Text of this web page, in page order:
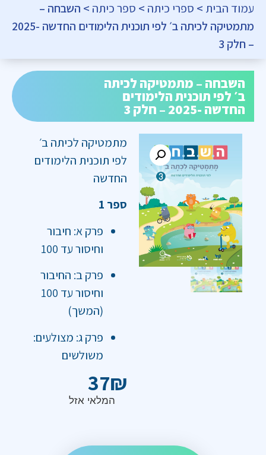
עמוד הבית > ספרי כיתה > ספר כיתה > השבחה –
מתמטיקה לכיתה ב׳ לפי תוכנית הלימודים החדשה -2025
– חלק 3
השבחה – מתמטיקה לכיתה
ב׳ לפי תוכנית הלימודים
החדשה -2025 – חלק 3
מתמטיקה לכיתה ב׳
לפי תוכנית הלימודים
החדשה
ספר 1
פרק א: חיבור
וחיסור עד 100
פרק ב: החיבור
וחיסור עד 100
(המשך)
פרק ג: מצולעים:
משולשים
37₪
המלאי אזל